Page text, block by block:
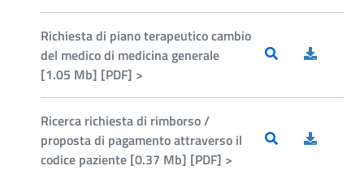
Richiesta di piano terapeutico cambio
del medico di medicina generale
[1.05 Mb] [PDF] >
Ricerca richiesta di rimborso /
proposta di pagamento attraverso il
codice paziente [0.37 Mb] [PDF] >